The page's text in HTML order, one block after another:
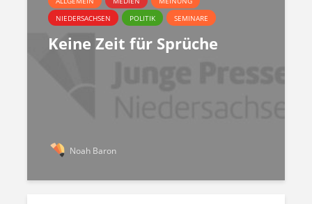
NIEDERSACHSEN
POLITIK SEMINARE
Keine Zeit für Sprüche
Noah Baron